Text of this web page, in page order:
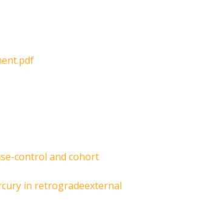
control and cohort
in retrogradeexternal